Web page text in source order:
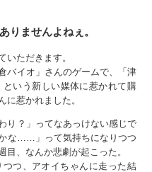
りませんよねぇ。
いただきます。
バイオ」さんのゲームで、「津
いう新しい媒体に惹かれて購
に惹かれました。
り？」ってなあっけない感じで
な……」って気持ちになりつつ
目、なんか悲劇が起こった。
つ、アオイちゃんに走った結